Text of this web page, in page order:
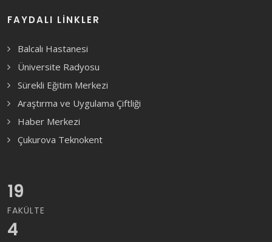
FAYDALI LINKLER
Balcalı Hastanesi
Üniversite Radyosu
Sürekli Eğitim Merkezi
Araştırma ve Uygulama Çiftliği
Haber Merkezi
Çukurova Teknokent
19
FAKÜLTE
4